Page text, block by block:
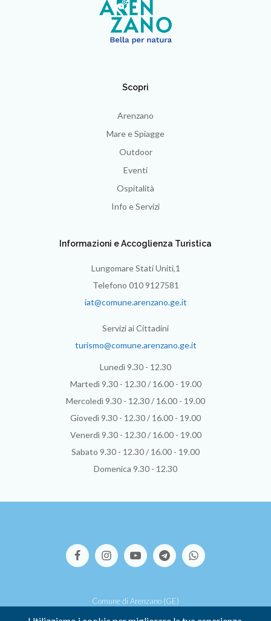
Scopri
Arenzano
Mare e Spiagge
Outdoor
Eventi
Ospitalità
Info e Servizi
Informazioni e Accoglienza Turistica
Lungomare Stati Uniti,1
Telefono 010 9127581
iat@comune.arenzano.ge.it
Servizi ai Cittadini
turismo@comune.arenzano.ge.it
Lunedì 9.30 - 12.30
Martedì 9.30 - 12.30 / 16.00 - 19.00
Mercoledì 9.30 - 12.30 / 16.00 - 19.00
Giovedì 9.30 - 12.30 / 16.00 - 19.00
Venerdì 9.30 - 12.30 / 16.00 - 19.00
Sabato 9.30 - 12.30 / 16.00 - 19.00
Domenica 9.30 - 12.30
Comune di Arenzano (GE)